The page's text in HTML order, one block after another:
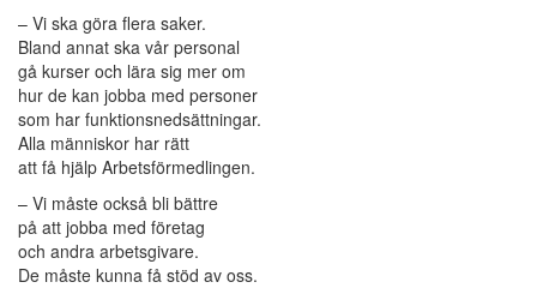
– Vi ska göra flera saker.
Bland annat ska vår personal
gå kurser och lära sig mer om
hur de kan jobba med personer
som har funktionsnedsättningar.
Alla människor har rätt
att få hjälp Arbetsförmedlingen.
– Vi måste också bli bättre
på att jobba med företag
och andra arbetsgivare.
De måste kunna få stöd av oss.